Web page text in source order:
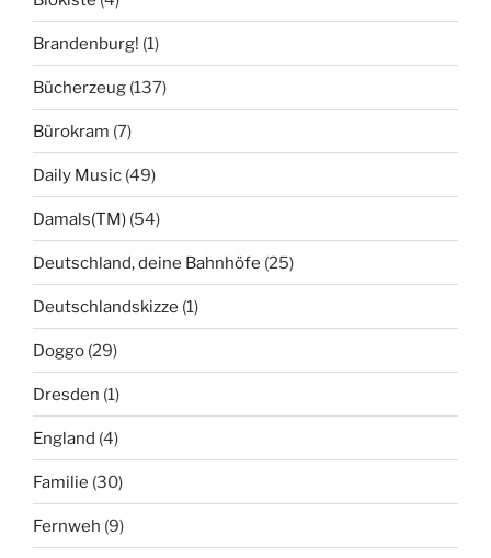
Brandenburg! (1)
Bücherzeug (137)
Bürokram (7)
Daily Music (49)
Damals(TM) (54)
Deutschland, deine Bahnhöfe (25)
Deutschlandskizze (1)
Doggo (29)
Dresden (1)
England (4)
Familie (30)
Fernweh (9)